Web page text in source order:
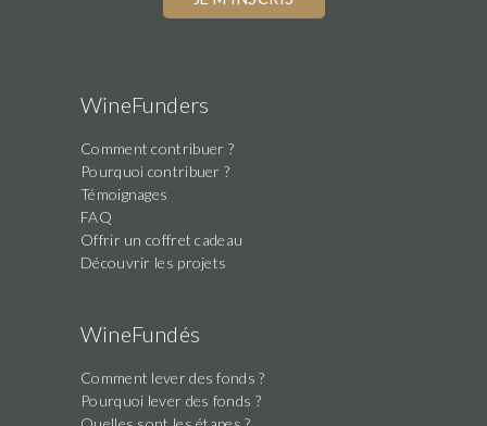
WineFunders
Comment contribuer ?
Pourquoi contribuer ?
Témoignages
FAQ
Offrir un coffret cadeau
Découvrir les projets
WineFundés
Comment lever des fonds ?
Pourquoi lever des fonds ?